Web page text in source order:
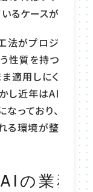
るケースが
法がプロジ
性質を持つ
適用しにく
し近年はAI
っており、
る環境が整
の業務